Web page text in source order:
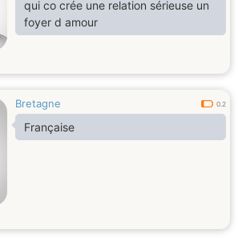
qui co crée une relation sérieuse un
foyer d amour
Bretagne 0.2
Française